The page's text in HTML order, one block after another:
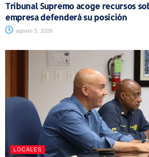
Tribunal Supremo acoge recursos
empresa defenderá su posición
agosto 5, 2026
LOCALES